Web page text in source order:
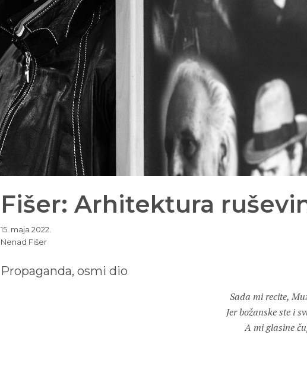
Fišer: Arhitektura
15. maja 2022.
Nenad Fišer
Propaganda, osmi dio
Sada mi recite,
Jer božanske ste i
A mi glasine